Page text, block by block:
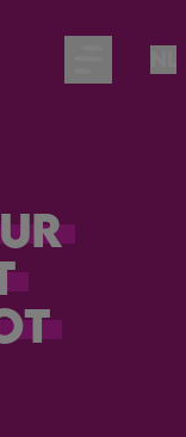
Open main